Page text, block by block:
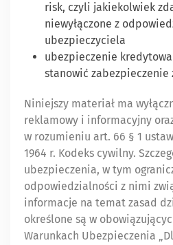
risk, czyli jakiekolwiek
niewyłączone z
ubezpieczyciela
ubezpieczenie
stanowić zabezpieczenie
Niniejszy materiał ma
reklamowy i informacyjny
w rozumieniu art. 66 § 1
1964 r. Kodeks cywilny.
ubezpieczenia, w tym
odpowiedzialności z nimi
informacje na temat zasad
określone są w
Warunkach Ubezpieczenia